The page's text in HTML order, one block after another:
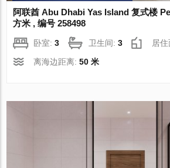
阿联酋 Abu Dhabi Yas Island 复式楼
方米 , 编号 258498
卧室:3 卫生间:3 居
离海边距离:50 米